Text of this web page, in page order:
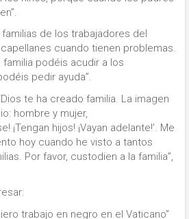
de los trabajadores del
cuando tienen problemas.
familia podéis acudir a los
pedir ayuda”.
te ha creado familia. La imagen
hombre y mujer,
¡Tengan hijos! ¡Vayan adelante!’. Me
hoy cuando he visto a tantos
Por favor, custodien a la familia”,
trabajo en negro en el Vaticano”